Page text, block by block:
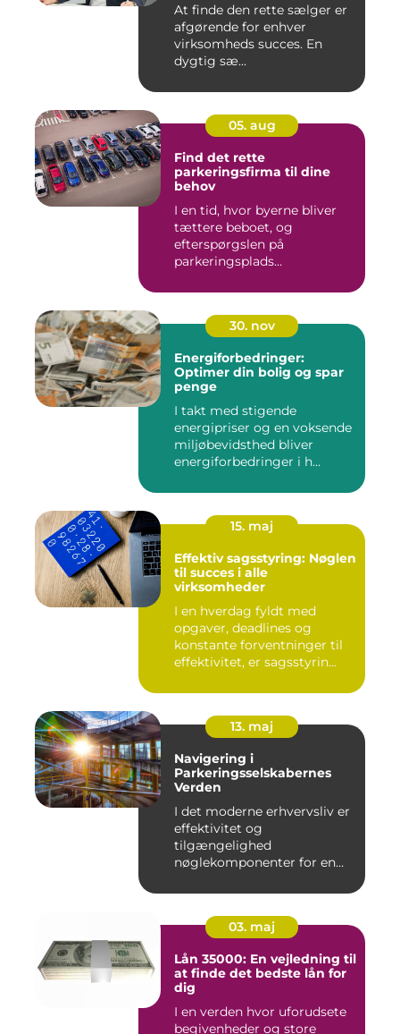
At finde den rette sælger er
afgørende for enhver
virksomheds succes. En
dygtig sæ...
05. aug
Find det rette
parkeringsfirma til dine
behov
I en tid, hvor byerne bliver
tættere beboet, og
efterspørgslen på
parkeringsplads...
30. nov
Energiforbedringer:
Optimer din bolig og spar
penge
I takt med stigende
energipriser og en voksende
miljøbevidsthed bliver
energiforbedringer i h...
15. maj
Effektiv sagsstyring: Nøglen
til succes i alle
virksomheder
I en hverdag fyldt med
opgaver, deadlines og
konstante forventninger til
effektivitet, er sagsstyrin...
13. maj
Navigering i
Parkeringsselskabernes
Verden
I det moderne erhvervsliv er
effektivitet og
tilgængelighed
nøglekomponenter for en
03. maj
Lån 35000: En vejledning til
at finde det bedste lån for
dig
I en verden hvor uforudsete
begivenheder og store